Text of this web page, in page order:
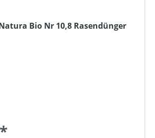
Bio Nr 10,8 Rasendünger